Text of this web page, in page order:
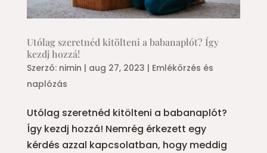
Utólag szeretnéd kitölteni a babanaplót? Így
kezdj hozzá!
Szerző: nimin | aug 27, 2023 | Emlékőrzés és
naplózás
Utólag szeretnéd kitölteni a babanaplót?
Így kezdj hozzá! Nemrég érkezett egy
kérdés azzal kapcsolatban, hogy meddig